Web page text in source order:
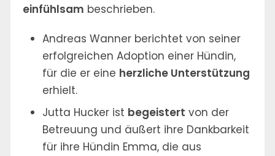
einfühlsam beschrieben.
Andreas Wanner berichtet von seiner
erfolgreichen Adoption einer Hündin,
für die er eine herzliche Unterstützung
erhielt.
Jutta Hucker ist begeistert von der
Betreuung und äußert ihre Dankbarkeit
für ihre Hündin Emma, die aus